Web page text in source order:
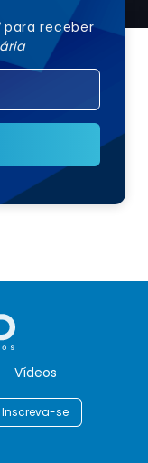
para receber
Vídeos
Inscreva-se